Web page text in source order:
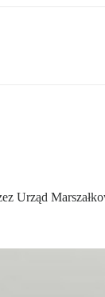
Urząd